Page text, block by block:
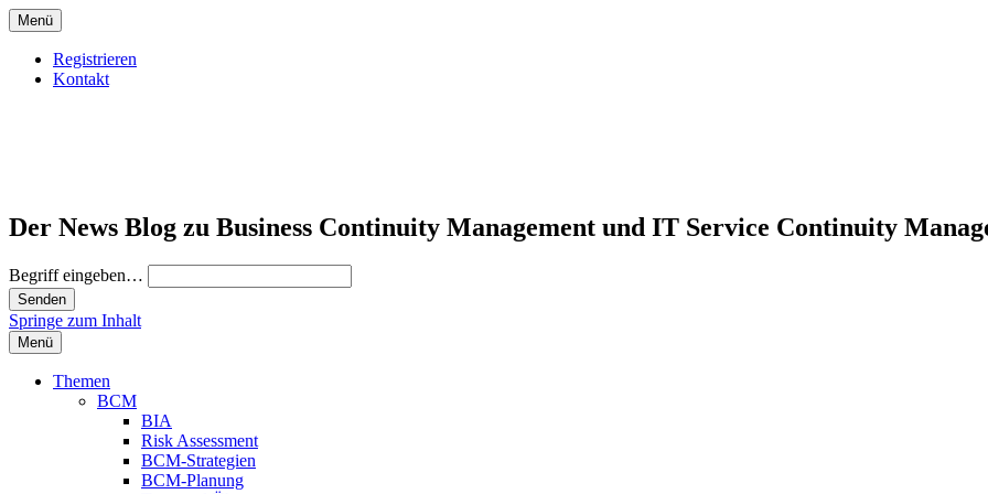
Menü
Registrieren
Kontakt
Der News Blog zu Business Continuity Management und IT Service Continuity
Begriff eingeben…
Springe zum Inhalt
Menü
Themen
BCM
BIA
Risk Assessment
BCM-Strategien
BCM-Planung